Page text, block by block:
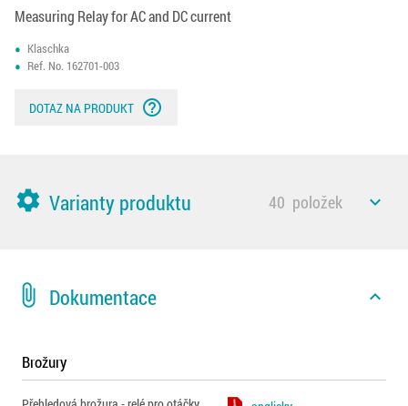
Measuring Relay for AC and DC current
Klaschka
Ref. No. 162701-003
DOTAZ NA PRODUKT help_outline
settings Varianty produktu 40 položek expand_less
attach_file Dokumentace expand_less
Brožury